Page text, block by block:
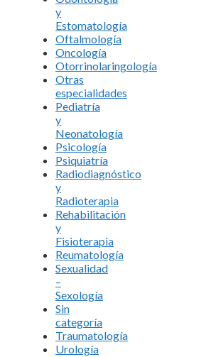
y
Estomatología
Oftalmología
Oncología
Otorrinolaringología
Otras
especialidades
Pediatría
y
Neonatología
Psicología
Psiquiatría
Radiodiagnóstico
y
Radioterapia
Rehabilitación
y
Fisioterapia
Reumatología
Sexualidad
–
Sexología
Sin
categoría
Traumatología
Urología